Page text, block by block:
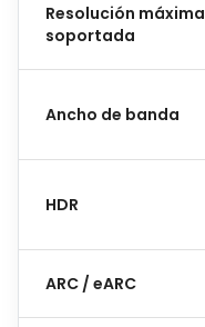
Resolución máxima
soportada
Ancho de banda
HDR
ARC / eARC